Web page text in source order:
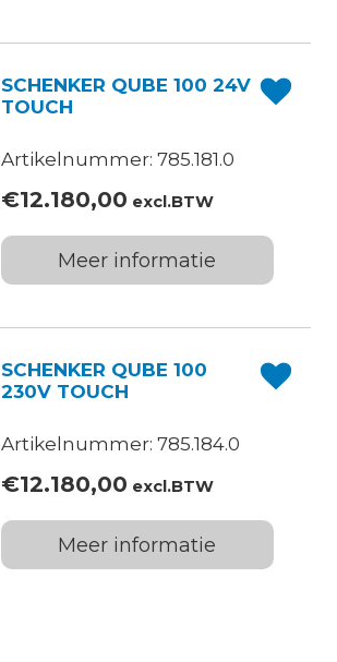
SCHENKER QUBE 100 24V
TOUCH
Artikelnummer: 785.181.0
€12.180,00 excl.BTW
Meer informatie
SCHENKER QUBE 100
230V TOUCH
Artikelnummer: 785.184.0
€12.180,00 excl.BTW
Meer informatie